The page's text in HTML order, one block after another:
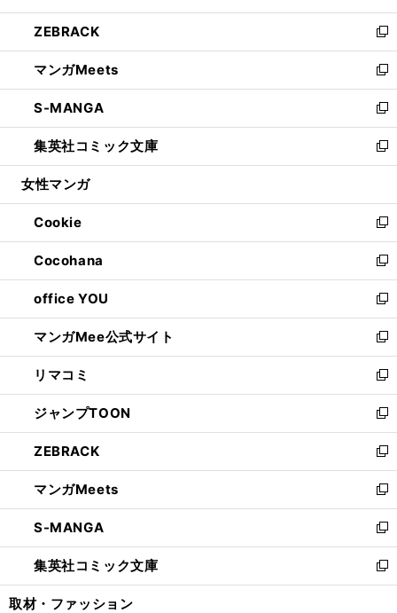
開
く
ウ
で
開
く
ン
ド
ウ
で
開
く
ウ
ィ
ン
ド
ウ
で
開
く
し
い
ウ
ィ
ン
ド
ウ
で
開
ZEBRACK
新
し
い
ウ
ィ
ン
ド
ウ
開
く
マンガMeets
新
し
い
ウ
ィ
ン
ウ
で
開
く
S-MANGA
新
し
い
ウ
ン
ド
ウ
で
開
く
集英社コミック文庫
新
し
ウ
ィ
ン
ド
ウ
で
開
く
女性マンガ
Cookie
新
し
い
ウ
ィ
ン
ド
ウ
で
開
く
Cocohana
新
し
い
ウ
ィ
ン
ド
ウ
で
開
く
office YOU
新
し
い
ウ
ィ
ン
ド
ウ
で
開
く
マンガMee公式サイト
新
し
い
ウ
ィ
ン
ド
ウ
で
開
く
リマコミ
新
し
い
ウ
ィ
ン
ド
ウ
で
開
く
ジャンプTOON
新
し
い
ウ
ィ
ン
ド
ウ
で
開
ZEBRACK
新
し
い
ウ
ィ
ン
ド
ウ
マンガMeets
新
し
い
ウ
ィ
ン
S-MANGA
新
し
い
ウ
集英社コミック文庫
新
し
取材・ファッション